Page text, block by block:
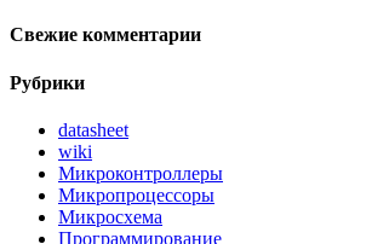
Свежие комментарии
Рубрики
datasheet
wiki
Микроконтроллеры
Микропроцессоры
Микросхема
Программирование